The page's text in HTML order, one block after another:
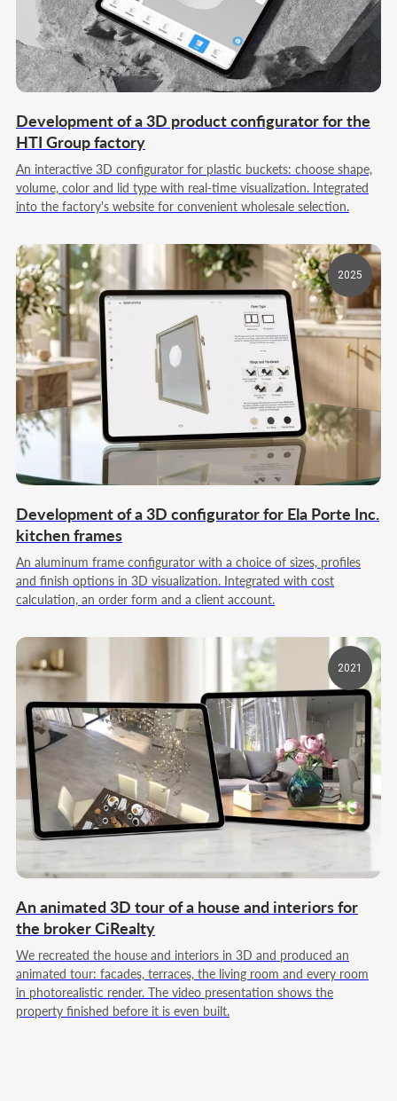
Development of a 3D product configurator for the
HTI Group factory
An interactive 3D configurator for plastic buckets: choose shape,
volume, color and lid type with real-time visualization. Integrated
into the factory's website for convenient wholesale selection.
2025
Development of a 3D configurator for Ela Porte Inc.
kitchen frames
An aluminum frame configurator with a choice of sizes, profiles
and finish options in 3D visualization. Integrated with cost
calculation, an order form and a client account.
2021
An animated 3D tour of a house and interiors for
the broker CiRealty
We recreated the house and interiors in 3D and produced an
animated tour: facades, terraces, the living room and every room
in photorealistic render. The video presentation shows the
property finished before it is even built.
Оптимизируем 3D-модели под web,
настраиваем геометрию, текстуры и
стабильную работу в браузере без
Определяем цели внедрения
визуализатора, количество моделей и
требуемый уровень интерактивности для
сайта.
вращение, масштабирование,
переключение вариантов, смену
параметров и другие функции.
03 ЛОГИКА ВЗАИМОДЕЙСТВИЯ
Интегрируем модуль на сайт, подключаем
Three.js или WebGL-решение и
обеспечиваем корректную работу на
разных устройствах и экранах.
04 WEB-ИНТЕГРАЦИЯ
Проводим проверку скорости загрузки и
стабильности работы модуля на разных
Тестируем корректность интерактивных
сценариев и отображение моделей при
различных разрешениях экрана. Передаем
файлы в согласованных форматах для
дальнейшей поддержки или развития
проекта внутри компании.
ТЕСТИРОВАНИЕ И ПЕРЕДАЧА
Заказать 3D-Визуализатор для сайта
ВАШ ПРОЕКТ БУДЕТ ВЕСТИ
КОМАНДА, КОТОРАЯ ЗНАЕТ
СВОЁ ДЕЛО
Наша команда
Работаем как единая команда: берём проект,
Директор